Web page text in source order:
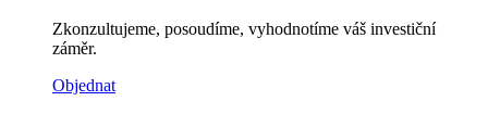
Zkonzultujeme, posoudíme, vyhodnotíme váš investiční
záměr.
Objednat